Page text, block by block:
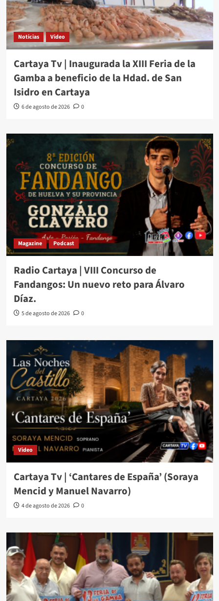
Noticias Video
Cartaya Tv | Inaugurada la XIII Feria de la
Gamba a beneficio de la Hdad. de San
Isidro en Cartaya
6 de agosto de 2026 0
Magazine Podcast
Radio Cartaya | VIII Concurso de
Fandangos: Un nuevo reto para Álvaro
Díaz.
5 de agosto de 2026 0
Video
Cartaya Tv | ‘Cantares de España’ (Soraya
Mencid y Manuel Navarro)
4 de agosto de 2026 0